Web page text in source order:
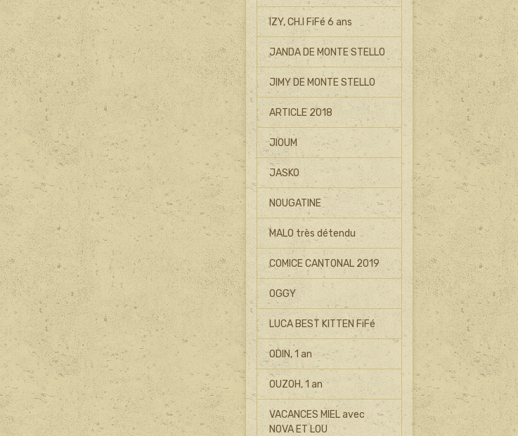
IZY, CH.I FiFé 6 ans
JANDA DE MONTE STELLO
JIMY DE MONTE STELLO
ARTICLE 2018
JIOUM
JASKO
NOUGATINE
MALO très détendu
COMICE CANTONAL 2019
OGGY
LUCA BEST KITTEN FiFé
ODIN, 1 an
OUZOH, 1 an
VACANCES MIEL avec
NOVA ET LOU